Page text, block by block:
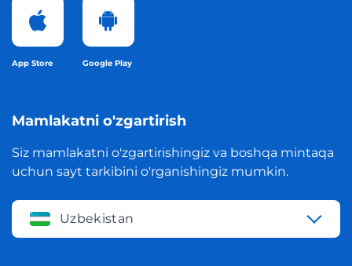
App Store Google Play
Mamlakatni o'zgartirish
Siz mamlakatni o'zgartirishingiz va boshqa mintaqa
uchun sayt tarkibini o'rganishingiz mumkin.
Uzbekistan